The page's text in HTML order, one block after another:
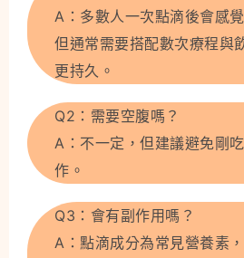
A：多數人一次點滴後會感
但通常需要搭配數次療程與
更持久。
Q2：需要空腹嗎？
A：不一定，但建議避免剛
作。
Q3：會有副作用嗎？
A：點滴成分為常見營養素